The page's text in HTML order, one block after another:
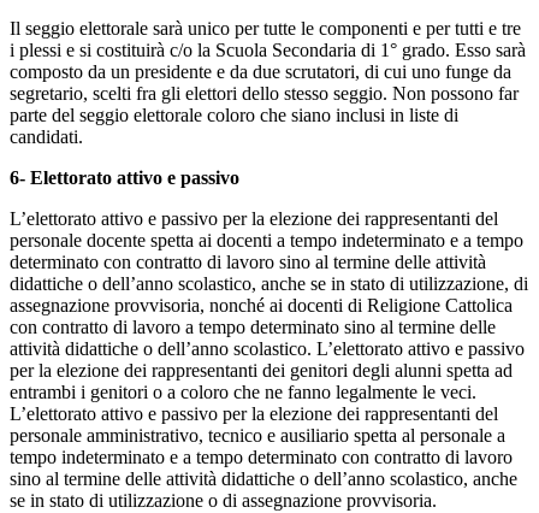
Il seggio elettorale sarà unico per tutte le componenti e per tutti e tre
i plessi e si costituirà c/o la Scuola Secondaria di 1° grado. Esso sarà
composto da un presidente e da due scrutatori, di cui uno funge da
segretario, scelti fra gli elettori dello stesso seggio. Non possono far
parte del seggio elettorale coloro che siano inclusi in liste di
candidati.
6- Elettorato attivo e passivo
L’elettorato attivo e passivo per la elezione dei rappresentanti del
personale docente spetta ai docenti a tempo indeterminato e a tempo
determinato con contratto di lavoro sino al termine delle attività
didattiche o dell’anno scolastico, anche se in stato di utilizzazione, di
assegnazione provvisoria, nonché ai docenti di Religione Cattolica
con contratto di lavoro a tempo determinato sino al termine delle
attività didattiche o dell’anno scolastico. L’elettorato attivo e passivo
per la elezione dei rappresentanti dei genitori degli alunni spetta ad
entrambi i genitori o a coloro che ne fanno legalmente le veci.
L’elettorato attivo e passivo per la elezione dei rappresentanti del
personale amministrativo, tecnico e ausiliario spetta al personale a
tempo indeterminato e a tempo determinato con contratto di lavoro
sino al termine delle attività didattiche o dell’anno scolastico, anche
se in stato di utilizzazione o di assegnazione provvisoria.